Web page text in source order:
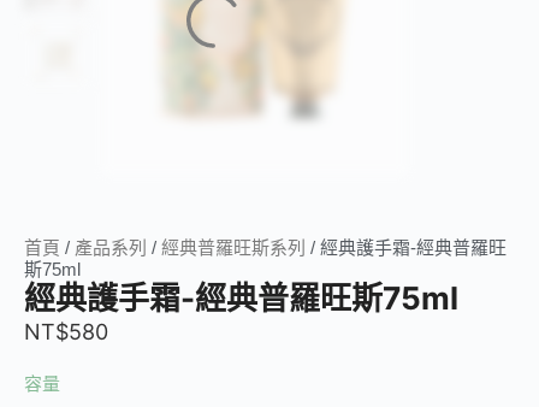
首頁 / 產品系列 / 經典普羅旺斯系列 / 經典護手霜-經典普羅旺
斯75ml
經典護手霜-經典普羅旺斯75ml
NT$580
容量